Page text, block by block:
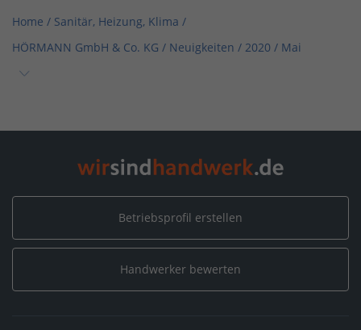
Home / Sanitär, Heizung, Klima /
HÖRMANN GmbH & Co. KG / Neuigkeiten / 2020 / Mai
HÖRMANN GmbH & Co. KG / Neuigkeiten / 2020 / Mai
Sanitär, Heizung, Klima / Installation & Heizungsbau
HÖRMANN GmbH & Co. KG / Neuigkeiten / 2020 / Mai
Sanitär, Heizung, Klima / Heizungsbau & Klimatechnik
/ HÖRMANN GmbH & Co. KG / Neuigkeiten / 2020 / Mai
Home
Betriebsprofil erstellen
Handwerker bewerten